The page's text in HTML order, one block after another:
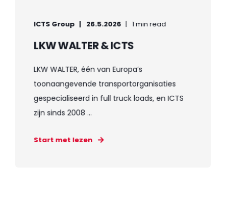
ICTS Group 26.5.2026 1 min read
LKW WALTER & ICTS
LKW WALTER, één van Europa’s
toonaangevende transportorganisaties
gespecialiseerd in full truck loads, en ICTS
zijn sinds 2008 ...
Start met lezen